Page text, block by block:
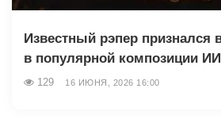
Известный рэпер признался
в популярной композиции ИИ
129 16 ИЮНЯ, 2026 16:00